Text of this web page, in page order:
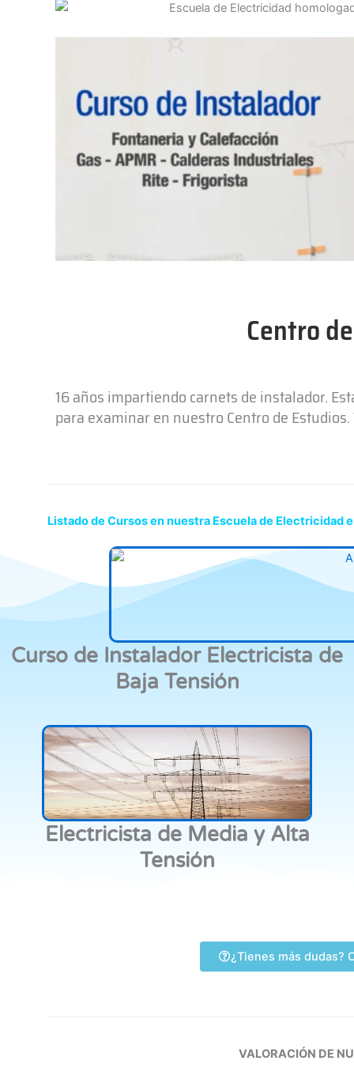
Centro
16 años impartiendo carnets de instalador.
para examinar en nuestro Centro de Estudios.
Listado de Cursos en nuestra Escuela de Electricidad
Curso de Instalador Electricista de
Baja Tensión
Electricista de Media y Alta
Tensión
¿Tienes más dudas?
VALORACIÓN DE